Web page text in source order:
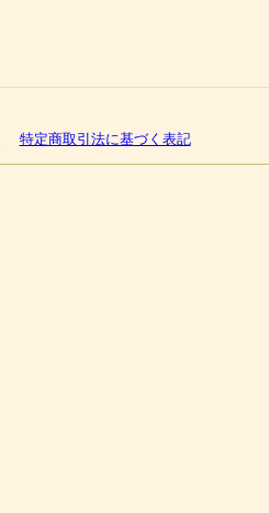
特定商取引法に基づく表記